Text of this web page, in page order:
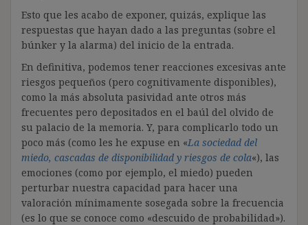
Esto que les acabo de exponer, quizás, explique las
respuestas que hayan dado a las preguntas (sobre el
búnker y la alarma) del inicio de la entrada.
En definitiva, podemos tener reacciones excesivas ante
riesgos pequeños (pero cognitivamente disponibles),
como la más absoluta pasividad ante otros más
frecuentes pero depositados en el baúl del olvido de
su palacio de la memoria. Y, para complicarlo todo un
poco más (como les he expuse en «La sociedad del
miedo, cascadas de disponibilidad y riesgos de cola«), las
emociones (como por ejemplo, el miedo) pueden
perturbar nuestra capacidad para hacer una
valoración mínimamente sosegada sobre la frecuencia
(es lo que se conoce como «descuido de probabilidad»).